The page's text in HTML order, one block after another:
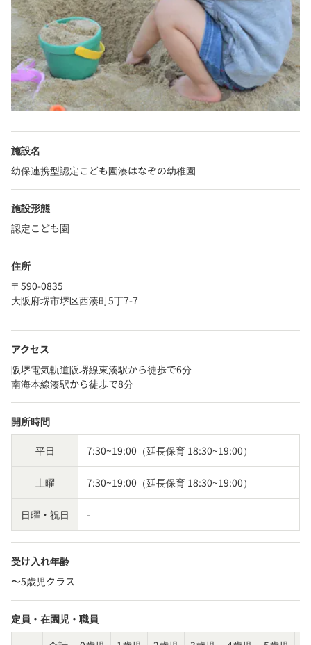
施設名
幼保連携型認定こども園湊はなぞの幼稚園
施設形態
認定こども園
住所
〒590-0835
大阪府堺市堺区西湊町5丁7-7
アクセス
阪堺電気軌道阪堺線東湊駅から徒歩で6分
南海本線湊駅から徒歩で8分
開所時間
平日 7:30~19:00（延長保育 18:30~19:00）
土曜 7:30~19:00（延長保育 18:30~19:00）
日曜・祝日 -
受け入れ年齢
〜5歳児クラス
定員・在園児・職員